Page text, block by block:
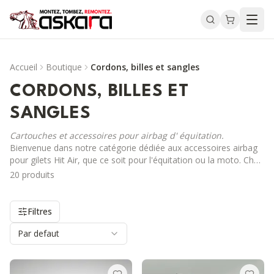
Accueil Boutique Cordons, billes et sangles
CORDONS, BILLES ET
SANGLES
Cartouches et accessoires pour airbag d' équitation.
Bienvenue dans notre catégorie dédiée aux accessoires airbag
pour gilets Hit Air, que ce soit pour l'équitation ou la moto. Chez
Askara, nous comprenons l'importance de la sécurité et du
confort lors de vos activités. C'est pourquoi nous proposons
CO₂, cordons d'attache, boucles de rallonge et outils, tous
conçus pour garantir le bon fonctionnement de votre gilet
airbag. Pourquoi choisir Askara pour vos accessoires Hit Air ?
Produits en stock : Tous nos accessoires sont disponibles en
stock, ce qui vous permet de commander en toute confiance,
20 produits
Filtres
Par defaut